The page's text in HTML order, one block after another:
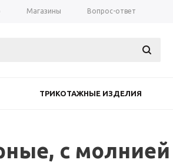
Магазины Вопрос-ответ
ТРИКОТАЖНЫЕ ИЗДЕЛИЯ
с